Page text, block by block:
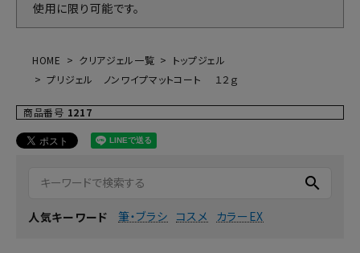
使用に限り可能です。
HOME クリアジェル一覧
トップジェル
プリジェル ノンワイプマットコート １２ｇ
商品番号 1217
search
人気キーワード 筆・ブラシ コスメ カラーEX